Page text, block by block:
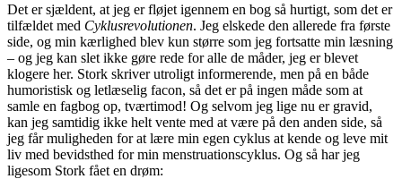
Det er sjældent, at jeg er fløjet igennem en bog så hurtigt, som det er
tilfældet med Cyklusrevolutionen. Jeg elskede den allerede fra første
side, og min kærlighed blev kun større som jeg fortsatte min læsning
– og jeg kan slet ikke gøre rede for alle de måder, jeg er blevet
klogere her. Stork skriver utroligt informerende, men på en både
humoristisk og letlæselig facon, så det er på ingen måde som at
samle en fagbog op, tværtimod! Og selvom jeg lige nu er gravid,
kan jeg samtidig ikke helt vente med at være på den anden side, så
jeg får muligheden for at lære min egen cyklus at kende og leve mit
liv med bevidsthed for min menstruationscyklus. Og så har jeg
ligesom Stork fået en drøm: